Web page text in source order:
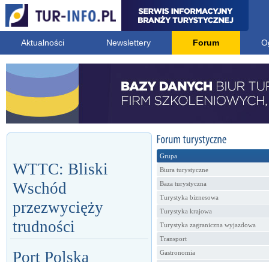
Aktualności Newslettery Forum
WTTC: Bliski
Wschód
przezwycięży
trudności
Port Polska
Grupa
Biura turystyczne
Baza turystyczna
Turystyka biznesowa
Turystyka krajowa
Turystyka zagraniczna wyjazdowa
Transport
Gastronomia